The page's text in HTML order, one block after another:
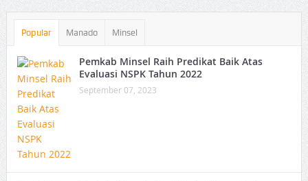
Popular Manado Minsel
Pemkab Minsel Raih Predikat Baik Atas
Evaluasi NSPK Tahun 2022
September 07, 2023